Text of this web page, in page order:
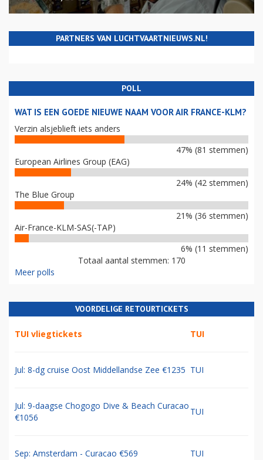
PARTNERS VAN LUCHTVAARTNIEUWS.NL!
POLL
WAT IS EEN GOEDE NIEUWE NAAM VOOR AIR FRANCE-KLM?
Verzin alsjeblieft iets anders
47% (81 stemmen)
European Airlines Group (EAG)
24% (42 stemmen)
The Blue Group
21% (36 stemmen)
Air-France-KLM-SAS(-TAP)
6% (11 stemmen)
Totaal aantal stemmen: 170
Meer polls
VOORDELIGE RETOURTICKETS
TUI vliegtickets TUI
Jul: 8-dg cruise Oost Middellandse Zee €1235 TUI
Jul: 9-daagse Chogogo Dive & Beach Curacao
€1056
TUI
Sep: Amsterdam - Curacao €569 TUI